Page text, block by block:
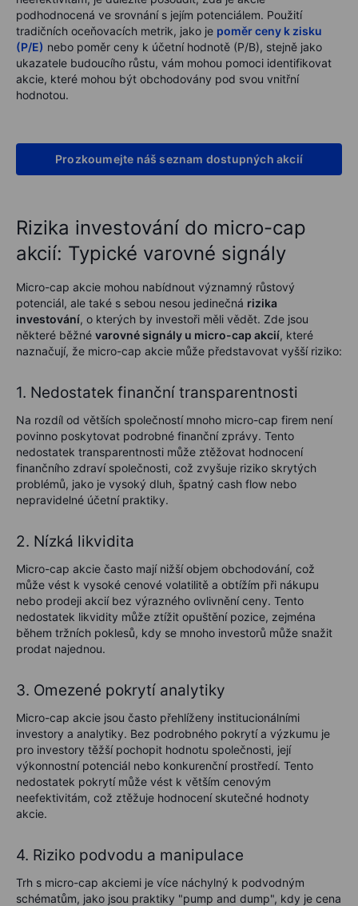
podhodnocená ve srovnání s jejím potenciálem. Použití
tradičních oceňovacích metrik, jako je poměr ceny k zisku
(P/E) nebo poměr ceny k účetní hodnotě (P/B), stejně jako
ukazatele budoucího růstu, vám mohou pomoci identifikovat
akcie, které mohou být obchodovány pod svou vnitřní
hodnotou.
Prozkoumejte náš seznam dostupných akcií
Rizika investování do micro-cap
akcií: Typické varovné signály
Micro-cap akcie mohou nabídnout významný růstový
potenciál, ale také s sebou nesou jedinečná rizika
investování, o kterých by investoři měli vědět. Zde jsou
některé běžné varovné signály u micro-cap akcií, které
naznačují, že micro-cap akcie může představovat vyšší riziko:
1. Nedostatek finanční transparentnosti
Na rozdíl od větších společností mnoho micro-cap firem není
povinno poskytovat podrobné finanční zprávy. Tento
nedostatek transparentnosti může ztěžovat hodnocení
finančního zdraví společnosti, což zvyšuje riziko skrytých
problémů, jako je vysoký dluh, špatný cash flow nebo
nepravidelné účetní praktiky.
2. Nízká likvidita
Micro-cap akcie často mají nižší objem obchodování, což
může vést k vysoké cenové volatilitě a obtížím při nákupu
nebo prodeji akcií bez výrazného ovlivnění ceny. Tento
nedostatek likvidity může ztížit opuštění pozice, zejména
během tržních poklesů, kdy se mnoho investorů může snažit
prodat najednou.
3. Omezené pokrytí analytiky
Micro-cap akcie jsou často přehlíženy institucionálními
investory a analytiky. Bez podrobného pokrytí a výzkumu je
pro investory těžší pochopit hodnotu společnosti, její
výkonnostní potenciál nebo konkurenční prostředí. Tento
nedostatek pokrytí může vést k větším cenovým
neefektivitám, což ztěžuje hodnocení skutečné hodnoty
akcie.
4. Riziko podvodu a manipulace
Trh s micro-cap akciemi je více náchylný k podvodným
schématům, jako jsou praktiky "pump and dump", kdy je cena